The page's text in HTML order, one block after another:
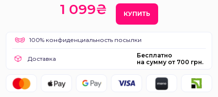
1 099₴ КУПИТЬ
100% конфиденциальность посылки
Доставка
Бесплатно
на сумму от 700 грн.